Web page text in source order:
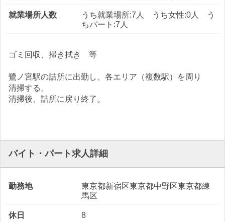
就業場所人数
うち就業場所:7人 うち女性:0人 う
ちパート:7人
ゴミ回収、掃き拭き 等
鷺ノ宮駅の詰所に出勤し、各エリア（複数駅）を周り
清掃する。
清掃後、詰所に戻り終了。
バイト・パート求人詳細
勤務地
東京都新宿区東京都中野区東京都練
馬区
休日 8